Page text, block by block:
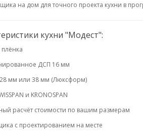
на дом для точного проекта кухни в
кухни "Модест":
ДСП 16 мм
мм или 38 мм (Люксформ)
и KRONOSPAN
расчёт стоимости по вашим размерам
с проектированием на месте